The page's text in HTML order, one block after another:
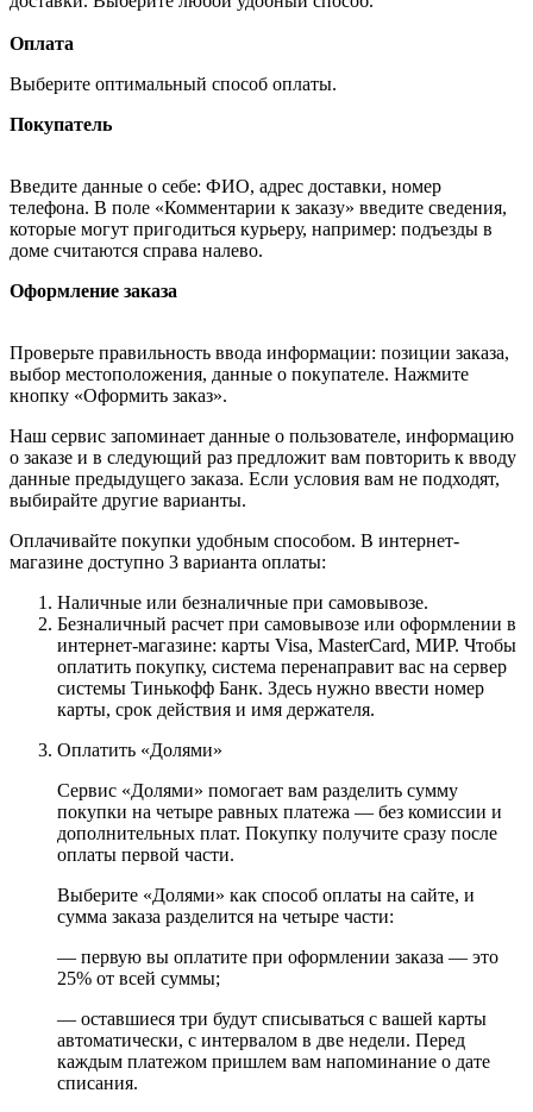
Оплата
Выберите оптимальный способ оплаты.
Покупатель
Введите данные о себе: ФИО, адрес доставки, номер
телефона. В поле «Комментарии к заказу» введите сведения,
которые могут пригодиться курьеру, например: подъезды в
доме считаются справа налево.
Оформление заказа
Проверьте правильность ввода информации: позиции заказа,
выбор местоположения, данные о покупателе. Нажмите
кнопку «Оформить заказ».
Наш сервис запоминает данные о пользователе, информацию
о заказе и в следующий раз предложит вам повторить к вводу
данные предыдущего заказа. Если условия вам не подходят,
выбирайте другие варианты.
Оплачивайте покупки удобным способом. В интернет-
магазине доступно 3 варианта оплаты:
Наличные или безналичные при самовывозе.
Безналичный расчет при самовывозе или оформлении в
интернет-магазине: карты Visa, MasterCard, МИР. Чтобы
оплатить покупку, система перенаправит вас на сервер
системы Тинькофф Банк. Здесь нужно ввести номер
карты, срок действия и имя держателя.
Оплатить «Долями»
Сервис «Долями» помогает вам разделить сумму
покупки на четыре равных платежа — без комиссии и
дополнительных плат. Покупку получите сразу после
оплаты первой части.
Выберите «Долями» как способ оплаты на сайте, и
сумма заказа разделится на четыре части:
— первую вы оплатите при оформлении заказа — это
25% от всей суммы;
— оставшиеся три будут списываться с вашей карты
автоматически, с интервалом в две недели. Перед
каждым платежом пришлем вам напоминание о дате
списания.